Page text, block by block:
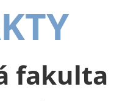
fakulta